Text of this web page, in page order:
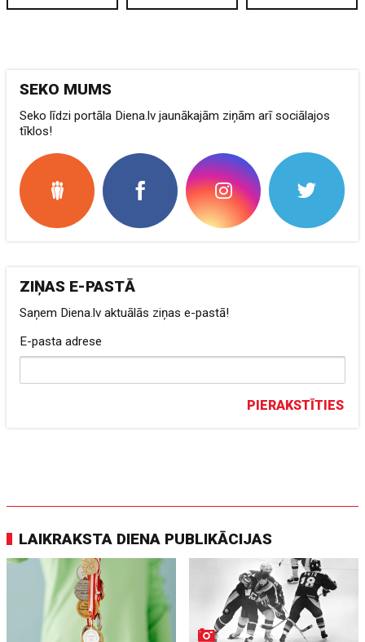
SEKO MUMS
Seko līdzi portāla Diena.lv jaunākajām ziņām arī sociālajos
tīklos!
ZIŅAS E-PASTĀ
Saņem Diena.lv aktuālās ziņas e-pastā!
E-pasta adrese
PIERAKSTĪTIES
LAIKRAKSTA DIENA PUBLIKĀCIJAS